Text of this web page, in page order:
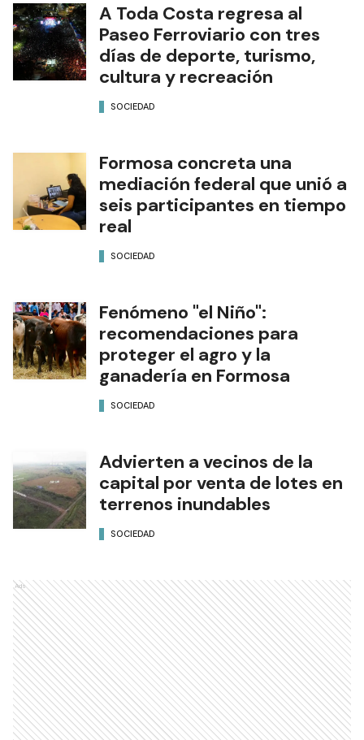
A Toda Costa regresa al
Paseo Ferroviario con tres
días de deporte, turismo,
cultura y recreación
SOCIEDAD
Formosa concreta una
mediación federal que unió a
seis participantes en tiempo
real
SOCIEDAD
Fenómeno "el Niño":
recomendaciones para
proteger el agro y la
ganadería en Formosa
SOCIEDAD
Advierten a vecinos de la
capital por venta de lotes en
terrenos inundables
SOCIEDAD
Ads